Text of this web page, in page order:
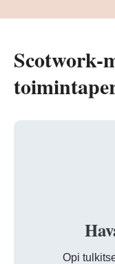
Scotwork-
Opi